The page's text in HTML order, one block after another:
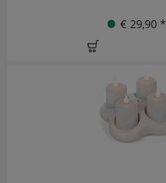
€ 29,90 *